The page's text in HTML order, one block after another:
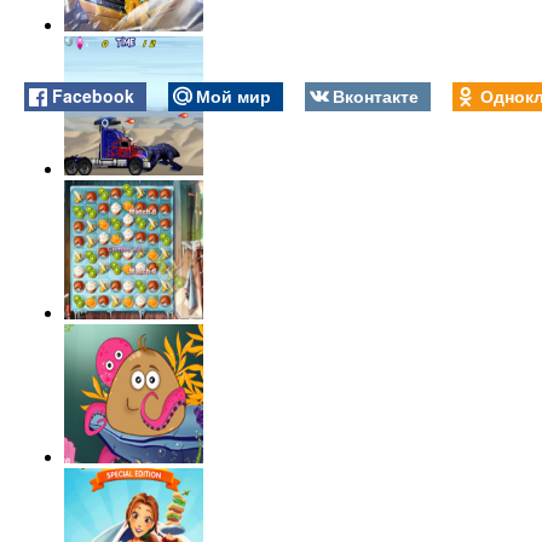
Facebook Мой мир Вконтакте